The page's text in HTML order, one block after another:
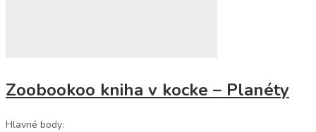
Zoobookoo kniha v kocke – Planéty
Hlavné body: